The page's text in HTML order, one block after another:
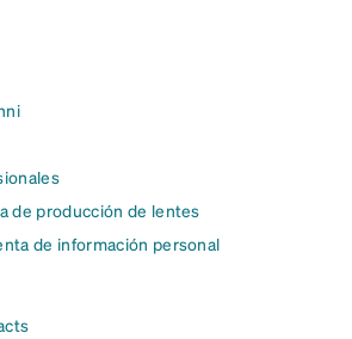
de producción de lentes
de información personal